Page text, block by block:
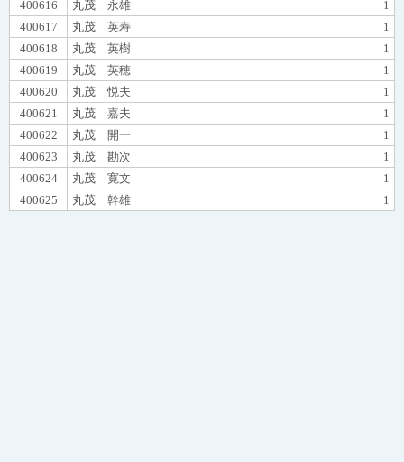
400616
丸茂 永雄
1
400617
丸茂 英寿
1
400618
丸茂 英樹
1
400619
丸茂 英穂
1
400620
丸茂 悦夫
1
400621
丸茂 嘉夫
1
400622
丸茂 開一
1
400623
丸茂 勘次
1
400624
丸茂 寛文
1
400625
丸茂 幹雄 1